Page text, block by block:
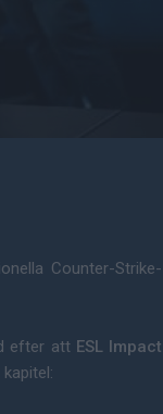
Counter-Strike-
efter att ESL Impact